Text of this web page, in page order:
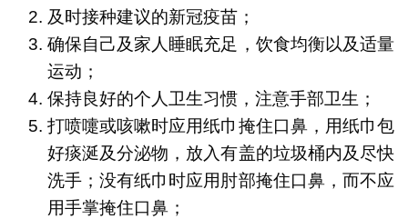
及时接种建议的新冠疫苗；
确保自己及家人睡眠充足，饮食均衡以及适量
运动；
保持良好的个人卫生习惯，注意手部卫生；
打喷嚏或咳嗽时应用纸巾掩住口鼻，用纸巾包
好痰涎及分泌物，放入有盖的垃圾桶内及尽快
洗手；没有纸巾时应用肘部掩住口鼻，而不应
用手掌掩住口鼻；